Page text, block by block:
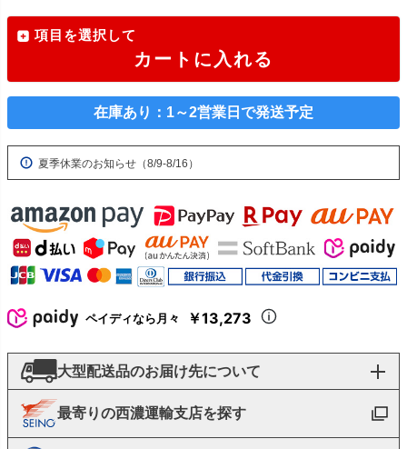
項目を選択して
カートに入れる
在庫あり：1～2営業日で発送予定
夏季休業のお知らせ（8/9-8/16）
ペイディなら月々 ￥13,273
大型配送品のお届け先について
最寄りの西濃運輸支店を探す